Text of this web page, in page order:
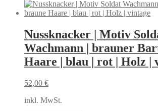
Nussknacker | Motiv
Wachmann | brauner
Haare | blau | rot | Holz |
52,00 €
inkl. MwSt.